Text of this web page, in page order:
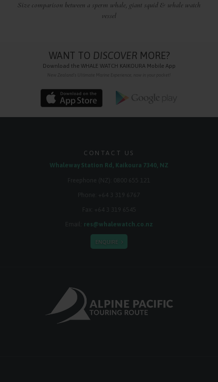
Size comparison between a sperm whale, giant squid & whale watch
vessel
WANT TO DISCOVER MORE?
Download the WHALE WATCH KAIKOURA Mobile App
CONTACT US
Whaleway Station Rd, Kaikoura 7340, NZ
res@whalewatch.co.nz
ENQUIRE